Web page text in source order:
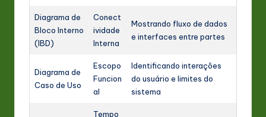
Diagrama de
Bloco Interno
(IBD)
Conect
ividade
Interna
Mostrando fluxo de dados
e interfaces entre partes
Diagrama de
Caso de Uso
Escopo
Funcion
al
Identificando interações
do usuário e limites do
sistema
Tempo